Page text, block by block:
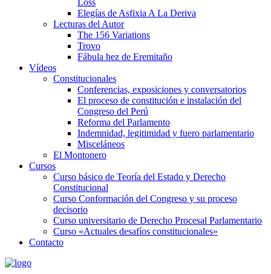
Elegías de Asfixia A La Deriva
Lecturas del Autor
The 156 Variations
Trovo
Fábula hez de Eremitaño
Vídeos
Constitucionales
Conferencias, exposiciones y conversatorios
El proceso de constitución e instalación del
Congreso del Perú
Reforma del Parlamento
Indemnidad, legitimidad y fuero parlamentario
Misceláneos
El Montonero
Cursos
Curso básico de Teoría del Estado y Derecho
Constitucional
Curso Conformación del Congreso y su proceso
decisorio
Curso universitario de Derecho Procesal Parlamentario
Curso «Actuales desafíos constitucionales»
Contacto